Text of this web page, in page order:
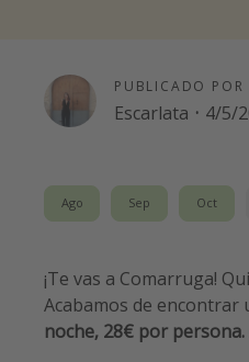
PUBLICADO POR
Escarlata · 4/5/
Ago Sep Oct
¡Te vas a Comarruga!
Acabamos de encontrar
noche, 28€ por persona.